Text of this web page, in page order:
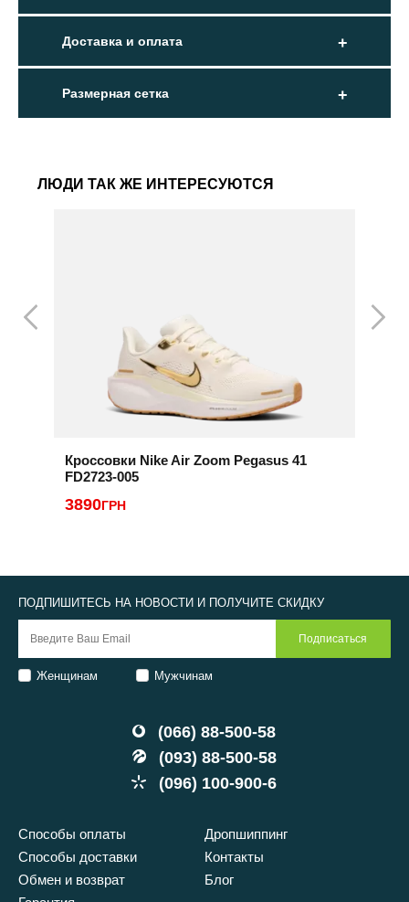
Доставка и оплата
Размерная сетка
ЛЮДИ ТАК ЖЕ ИНТЕРЕСУЮТСЯ
Кроссовки Nike Air Zoom Pegasus 41
FD2723-005
3890ГРН
(066) 88-500-58
(093) 88-500-58
(096) 100-900-6
Способы оплаты
Способы доставки
Обмен и возврат
Дропшиппинг
Контакты
Блог
ПОДПИШИТЕСЬ НА НОВОСТИ И ПОЛУЧИТЕ СКИДКУ
Женщинам Мужчинам